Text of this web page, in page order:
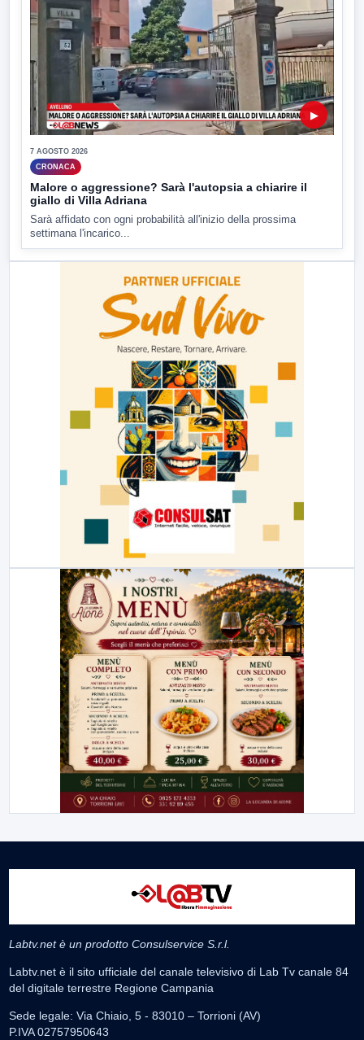
▶
7 AGOSTO 2026
CRONACA
Malore o aggressione? Sarà l'autopsia a chiarire il
giallo di Villa Adriana
Sarà affidato con ogni probabilità all'inizio della prossima
settimana l'incarico...
Labtv.net è un prodotto Consulservice S.r.l.
Labtv.net è il sito ufficiale del canale televisivo di Lab Tv canale 84
del digitale terrestre Regione Campania
Sede legale: Via Chiaio, 5 - 83010 – Torrioni (AV)
P.IVA 02757950643